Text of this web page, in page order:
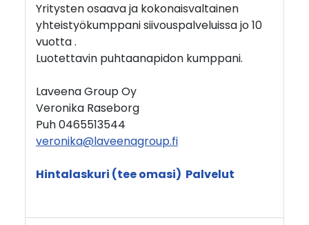
Yritysten osaava ja kokonaisvaltainen
yhteistyökumppani siivouspalveluissa jo 10
vuotta .
Luotettavin puhtaanapidon kumppani.
Laveena Group Oy
Veronika Raseborg
Puh 0465513544
veronika@laveenagroup.fi
Hintalaskuri (tee omasi) Palvelut